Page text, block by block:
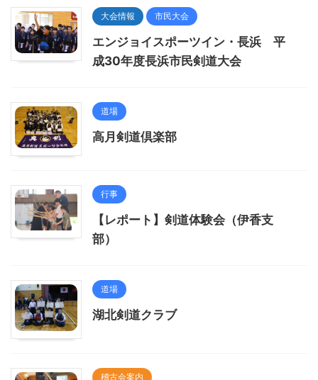
大会情報 市民大会
エンジョイスポーツイン・長浜 平
成30年度長浜市民剣道大会
道場
高月剣道倶楽部
行事
【レポート】剣道体験会（伊香支
部）
道場
湖北剣道クラブ
稽古会案内